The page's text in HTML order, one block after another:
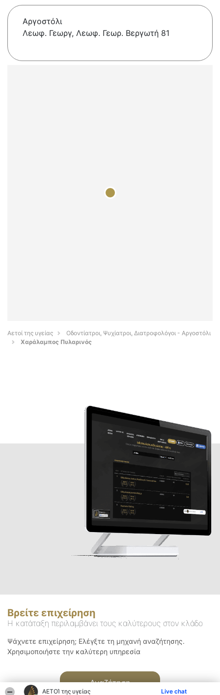
ΑΕΤΟΊ της υγείας Live chat
Αργοστόλι
Λεωφ. Γεωργ, Λεωφ. Γεωρ. Βεργωτή 81
Αετοί της υγείας
Οδοντίατροι, Ψυχίατροι, Διατροφολόγοι - Αργοστόλι
Χαράλαμπος Πυλαρινός
Βρείτε επιχείρηση
Η κατάταξη περιλαμβάνει τους καλύτερους στον κλάδο
Ψάχνετε επιχείρηση; Ελέγξτε τη μηχανή αναζήτησης.
Χρησιμοποιήστε την καλύτερη υπηρεσία
Αναζήτηση